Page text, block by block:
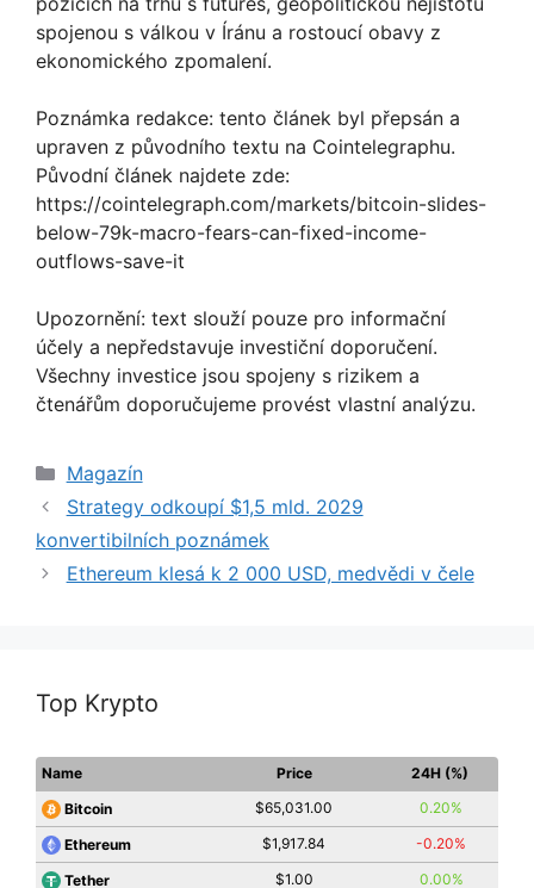
spojenou s válkou v Íránu a rostoucí obavy z
ekonomického zpomalení.
Poznámka redakce: tento článek byl přepsán a
upraven z původního textu na Cointelegraphu.
Původní článek najdete zde:
https://cointelegraph.com/markets/bitcoin-slides-
below-79k-macro-fears-can-fixed-income-
outflows-save-it
Upozornění: text slouží pouze pro informační
účely a nepředstavuje investiční doporučení.
Všechny investice jsou spojeny s rizikem a
čtenářům doporučujeme provést vlastní analýzu.
Rubriky
Magazín
Strategy odkoupí $1,5 mld. 2029
konvertibilních poznámek
Ethereum klesá k 2 000 USD, medvědi v čele
Top Krypto
Name Price
24H (%)
Bitcoin
$65,031.00 0.20%
Ethereum $1,917.84 -0.20%
Tether $1.00 0.00%